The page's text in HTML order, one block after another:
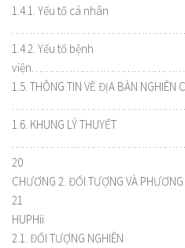
1.4.1. Yếu tố cá nhân
1.4.2. Yếu tố bệnh
1.5. THÔNG TIN VỀ ĐỊA BÀN NGHIÊN
1.6. KHUNG LÝ THUYẾT
20
CHƯƠNG 2. ĐỐI TƯỢNG VÀ
21
HUPHii
2.1. ĐỐI TƯỢNG NGHIÊN